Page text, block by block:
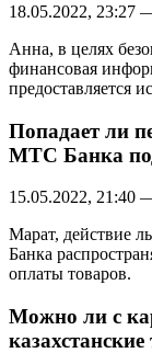
18.05.2022, 23:27
Анна, в целях
финансовая
предоставляется
Попадает ли
МТС Банка под
15.05.2022, 21:40
Марат, действие
Банка
оплаты товаров.
Можно ли с
казахстанские